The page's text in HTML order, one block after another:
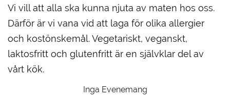
Vi vill att alla ska kunna njuta av maten hos oss.
Därför är vi vana vid att laga för olika allergier
och kostönskemål. Vegetariskt, veganskt,
laktosfritt och glutenfritt är en självklar del av
vårt kök.
Inga Evenemang